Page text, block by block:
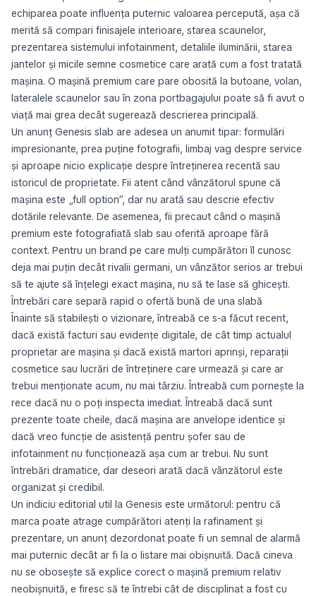
echiparea poate influența puternic valoarea percepută, așa că
merită să compari finisajele interioare, starea scaunelor,
prezentarea sistemului infotainment, detaliile iluminării, starea
jantelor și micile semne cosmetice care arată cum a fost tratată
mașina. O mașină premium care pare obosită la butoane, volan,
lateralele scaunelor sau în zona portbagajului poate să fi avut o
viață mai grea decât sugerează descrierea principală.
Un anunț Genesis slab are adesea un anumit tipar: formulări
impresionante, prea puține fotografii, limbaj vag despre service
și aproape nicio explicație despre întreținerea recentă sau
istoricul de proprietate. Fii atent când vânzătorul spune că
mașina este „full option”, dar nu arată sau descrie efectiv
dotările relevante. De asemenea, fii precaut când o mașină
premium este fotografiată slab sau oferită aproape fără
context. Pentru un brand pe care mulți cumpărători îl cunosc
deja mai puțin decât rivalii germani, un vânzător serios ar trebui
să te ajute să înțelegi exact mașina, nu să te lase să ghicești.
Întrebări care separă rapid o ofertă bună de una slabă
Înainte să stabilești o vizionare, întreabă ce s-a făcut recent,
dacă există facturi sau evidențe digitale, de cât timp actualul
proprietar are mașina și dacă există martori aprinși, reparații
cosmetice sau lucrări de întreținere care urmează și care ar
trebui menționate acum, nu mai târziu. Întreabă cum pornește la
rece dacă nu o poți inspecta imediat. Întreabă dacă sunt
prezente toate cheile, dacă mașina are anvelope identice și
dacă vreo funcție de asistență pentru șofer sau de
infotainment nu funcționează așa cum ar trebui. Nu sunt
întrebări dramatice, dar deseori arată dacă vânzătorul este
organizat și credibil.
Un indiciu editorial util la Genesis este următorul: pentru că
marca poate atrage cumpărători atenți la rafinament și
prezentare, un anunț dezordonat poate fi un semnal de alarmă
mai puternic decât ar fi la o listare mai obișnuită. Dacă cineva
nu se obosește să explice corect o mașină premium relativ
neobișnuită, e firesc să te întrebi cât de disciplinat a fost cu